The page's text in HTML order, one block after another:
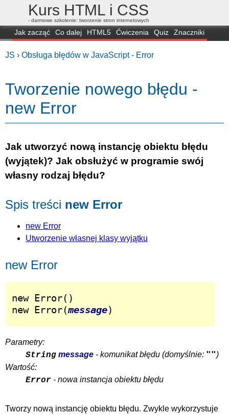
Kurs HTML i CSS
- darmowe szkolenie: tworzenie stron internetowych
Jak zacząć Co dalej HTML5 Ćwiczenia Quiz
Znaczniki
JS › Obsługa błędów w JavaScript - Error
Tworzenie nowego błędu -
new Error
Jak utworzyć nową instancję obiektu błędu
(wyjątek)? Jak obsłużyć w programie swój
własny rodzaj błędu?
Spis treści new Error
new Error
Utworzenie własnej klasy wyjątku
new Error
new Error()
new Error(message)
Parametry:
String message - komunikat błędu (domyślnie: "")
Wartość:
Error - nowa instancja obiektu błędu
Tworzy nową instancję obiektu błędu. Zwykle wykorzystuje